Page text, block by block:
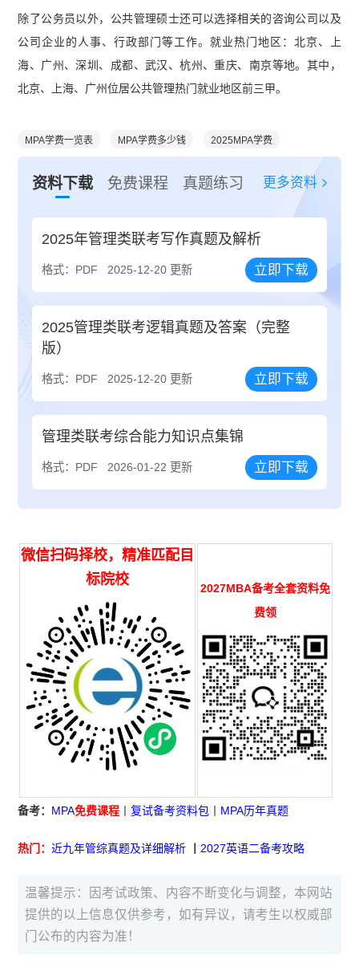
除了公务员以外，公共管理硕士还可以选择相关的咨询公司以及
公司企业的人事、行政部门等工作。就业热门地区：北京、上
海、广州、深圳、成都、武汉、杭州、重庆、南京等地。其中，
北京、上海、广州位居公共管理热门就业地区前三甲。
MPA学费一览表 MPA学费多少钱 2025MPA学费
资料下载 免费课程 真题练习 更多资料
2025年管理类联考写作真题及解析
格式：PDF 2025-12-20 更新 立即下载
2025管理类联考逻辑真题及答案（完整
版）
格式：PDF 2025-12-20 更新 立即下载
管理类联考综合能力知识点集锦
格式：PDF 2026-01-22 更新 立即下载
微信扫码择校，精准匹配目
标院校
2027MBA备考全套资料免
费领
备考： MPA免费课程 丨复试备考资料包 MPA历年真题
热门：近九年管综真题及详细解析 丨2027英语二备考攻略
温馨提示：因考试政策、内容不断变化与调整，本网站
提供的以上信息仅供参考，如有异议，请考生以权威部
门公布的内容为准！